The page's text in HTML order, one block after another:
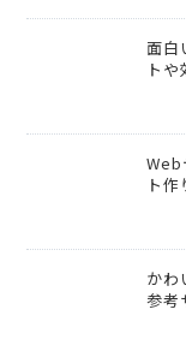
面白
ト
Web
ト
かわ
参考